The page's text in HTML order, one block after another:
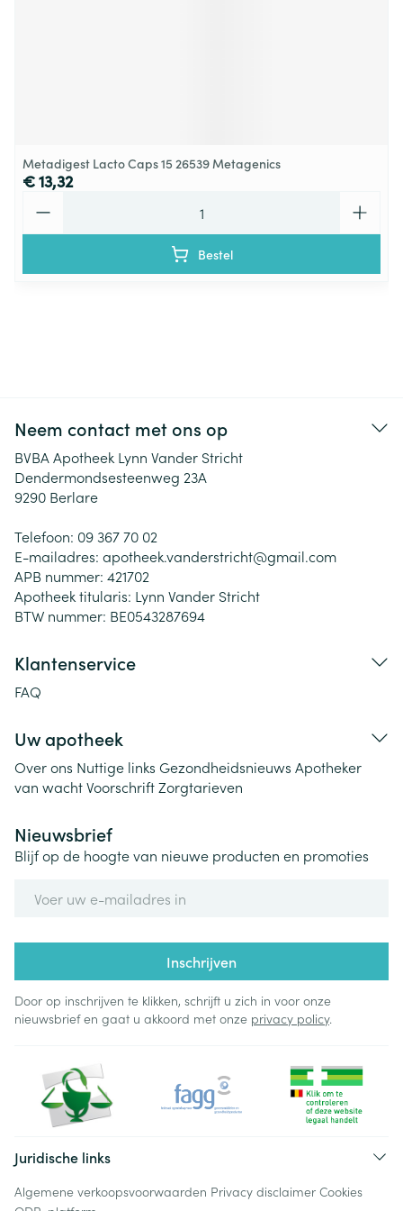
Metadigest Lacto Caps 15 26539 Metagenics
€ 13,32
Bestel
Neem contact met ons op
BVBA Apotheek Lynn Vander Stricht
Dendermondsesteenweg 23A
9290 Berlare
Telefoon: 09 367 70 02
E-mailadres: apotheek.vanderstricht@gmail.com
APB nummer: 421702
Apotheek titularis: Lynn Vander Stricht
BTW nummer: BE0543287694
Klantenservice
FAQ
Uw apotheek
Over ons Nuttige links Gezondheidsnieuws Apotheker
van wachtVoorschriftZorgtarieven
Nieuwsbrief
Blijf op de hoogte van nieuwe producten en promoties
Inschrijven
Door op inschrijven te klikken, schrijft u zich in voor onze
nieuwsbrief en gaat u akkoord met onze privacy policy.
Juridische links
Algemene verkoopsvoorwaarden Privacy disclaimer Cookies